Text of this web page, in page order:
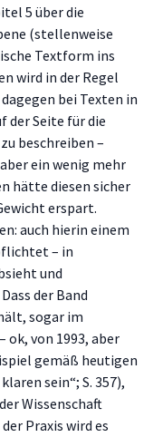
5 über die
(stellenweise
Textform ins
wird in der Regel
bei Texten in
der Seite für die
beschreiben –
ein wenig mehr
hätte diesen sicher
erspart.
auch hierin einem
– in
und
der Band
sogar im
ok, von 1993, aber
gemäß heutigen
sein“; S. 357),
Wissenschaft
Praxis wird es